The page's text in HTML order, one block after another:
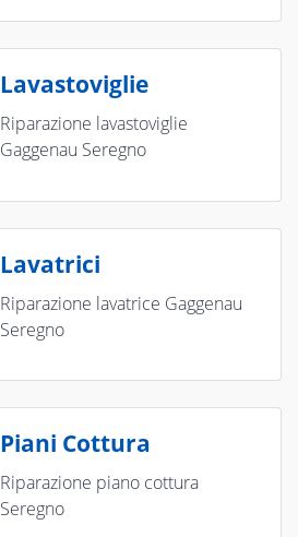
Lavastoviglie
Riparazione lavastoviglie
Gaggenau Seregno
Lavatrici
Riparazione lavatrice Gaggenau
Seregno
Piani Cottura
Riparazione piano cottura
Seregno